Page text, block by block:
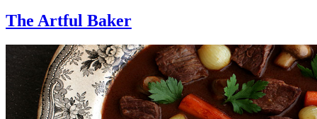
The Artful Baker